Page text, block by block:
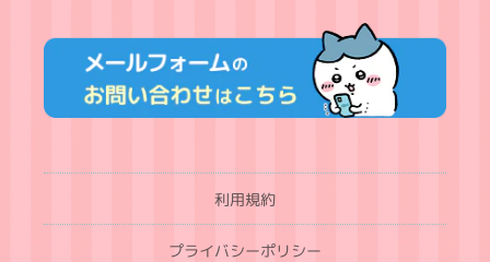
利用規約
プライバシーポリシー